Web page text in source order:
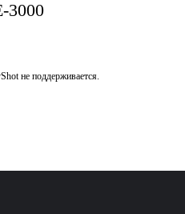
3000
не поддерживается.